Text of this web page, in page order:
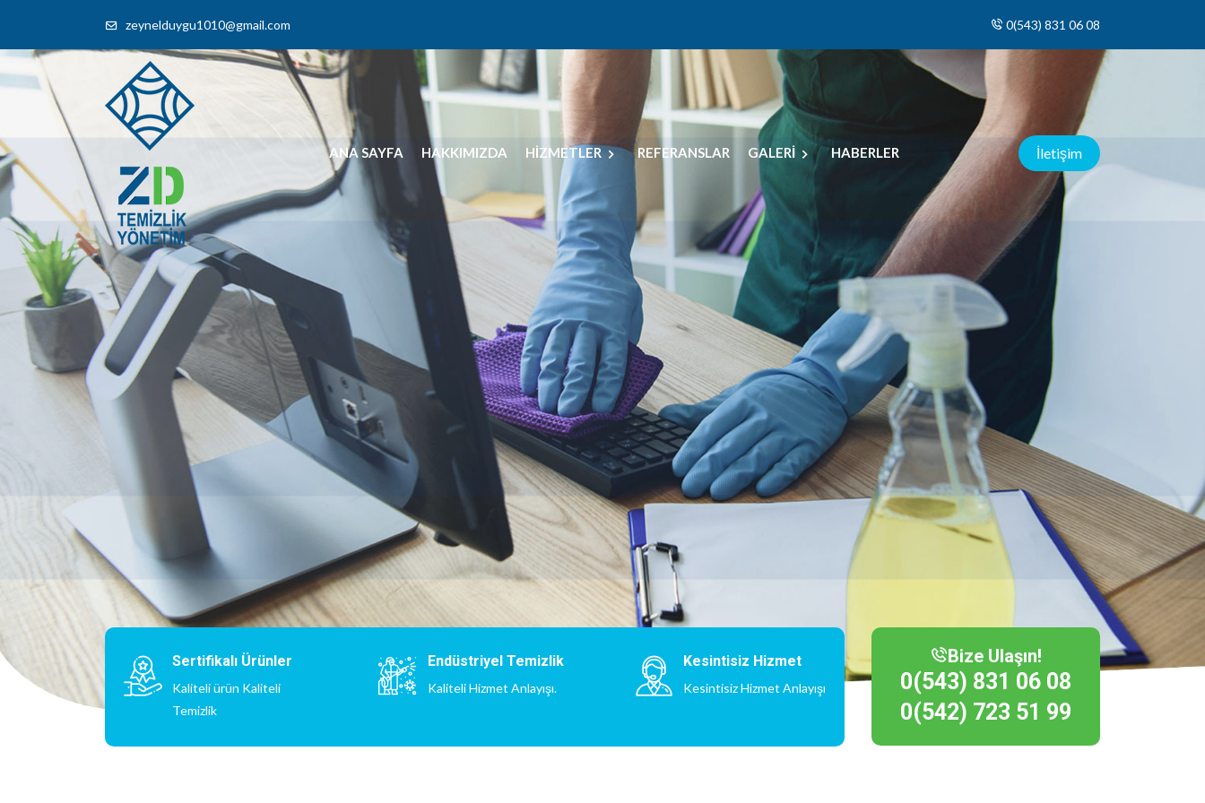
zeynelduygu1010@gmail.com 0(543) 831 06 08
ANA SAYFA HAKKIMIZDA HİZMETLER REFERANSLAR GALERİ HABERLER İletişim
ZD Temizlik Yönetim
İşyeri Temizliği
İletişim
Sertifikalı Ürünler
Kaliteli ürün Kaliteli
Temizlik
Endüstriyel Temizlik
Kaliteli Hizmet Anlayışı.
Kesintisiz Hizmet
Kesintisiz Hizmet Anlayışı
Bize Ulaşın!
0(543) 831 06 08
0(542) 723 51 99